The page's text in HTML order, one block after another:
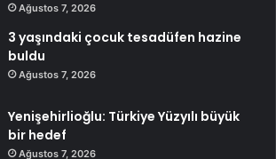
Ağustos 7, 2026
3 yaşındaki çocuk tesadüfen hazine
buldu
Ağustos 7, 2026
Yenişehirlioğlu: Türkiye Yüzyılı büyük
bir hedef
Ağustos 7, 2026